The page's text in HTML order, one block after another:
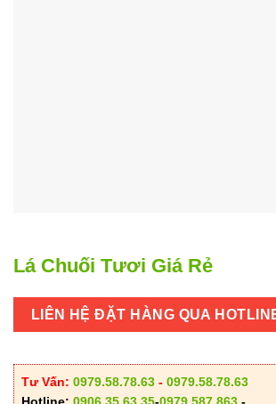
Lá Chuối Tươi Giá Rẻ
LIÊN HỆ ĐẶT HÀNG QUA
Tư Vấn: 0979.58.78.63 - 0979.58.78.63